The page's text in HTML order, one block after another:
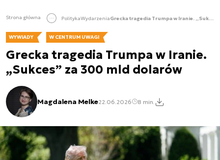
Strona główna PolitykaWydarzenia Grecka tragedia Trumpa w Iranie. „Sukces” za 300 mld dolarów
WYWIADY W CENTRUM UWAGI
Grecka tragedia Trumpa w Iranie.
„Sukces” za 300 mld dolarów
Magdalena Melke22.06.2026 8 min.